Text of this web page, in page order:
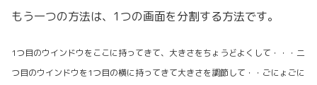
もう一つの方法は、1つの画面を分割する方法です。
1つ目のウインドウをここに持ってきて、大きさをちょうどよくして・・・二
つ目のウインドウを1つ目の横に持ってきて大きさを調節して・・ごにょごに